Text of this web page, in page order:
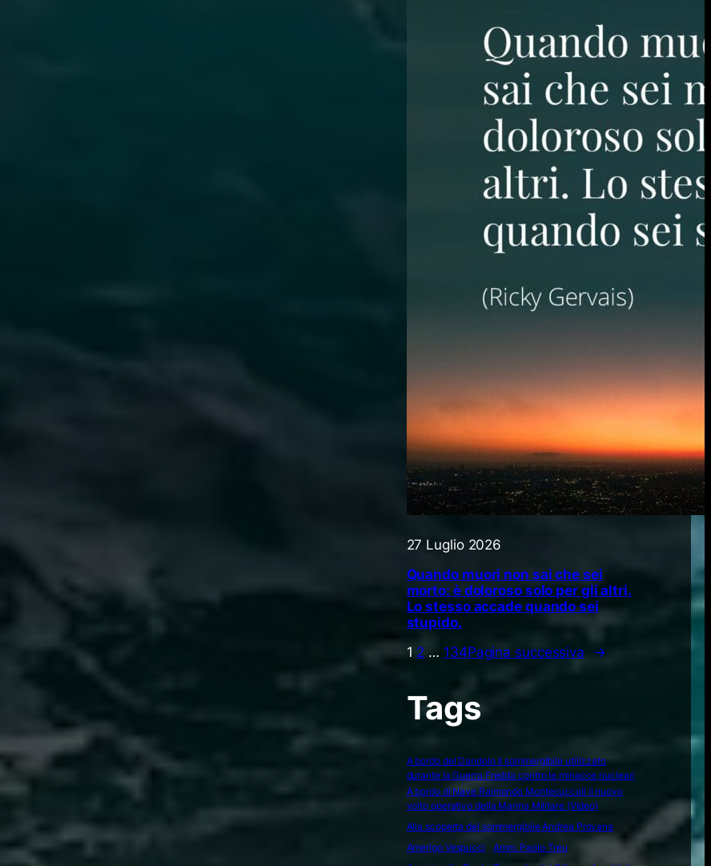
27 Luglio 2026
Quando muori non sai che sei
morto: è doloroso solo per gli altri.
Lo stesso accade quando sei
stupido.
1 2 … 134Pagina successiva →
Tags
A bordo del Dandolo il sommergibile utilizzato
durante la Guerra Fredda contro le minacce nucleari
A bordo di Nave Raimondo Montecuccoli il nuovo
volto operativo della Marina Militare (Video)
Alla scoperta del sommergibile Andrea Provana
Amerigo Vespucci
Amm. Paolo Treu